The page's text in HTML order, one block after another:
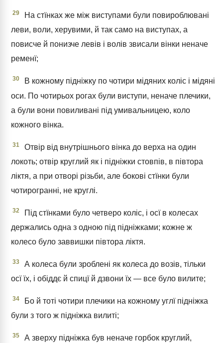
29
На стїнках же між виступами були повироблювані
леви, воли, херувими, й так само на виступах, а
повисче й понизче левів і волів звисали вінки неначе
ременї;
30
В кожному підніжку по чотири мідяних коліс і мідяні
оси. По чотирьох рогах були виступи, неначе плечики,
а були вони повиливані під умивальницею, коло
кожного вінка.
31
Отвір від внутрішнього вінка до верха на один
локоть; отвір круглий як і підніжки стовпів, в півтора
ліктя, а при отворі різьби, але бокові стїнки були
чотирогранні, не круглі.
32
Під стїнками було четверо коліс, і осї в колесах
держались одна з одною під підніжками; кожне ж
колесо було заввишки півтора ліктя.
33
А колеса були зроблені як колеса до возів, тільки
осї їх, і обіддє й спицї й дзвони їх — все було вилите;
34
Бо й тоті чотири плечики на кожному углї підніжка
були з того ж підніжка вилиті;
35
А зверху підніжка був неначе горбок круглий,